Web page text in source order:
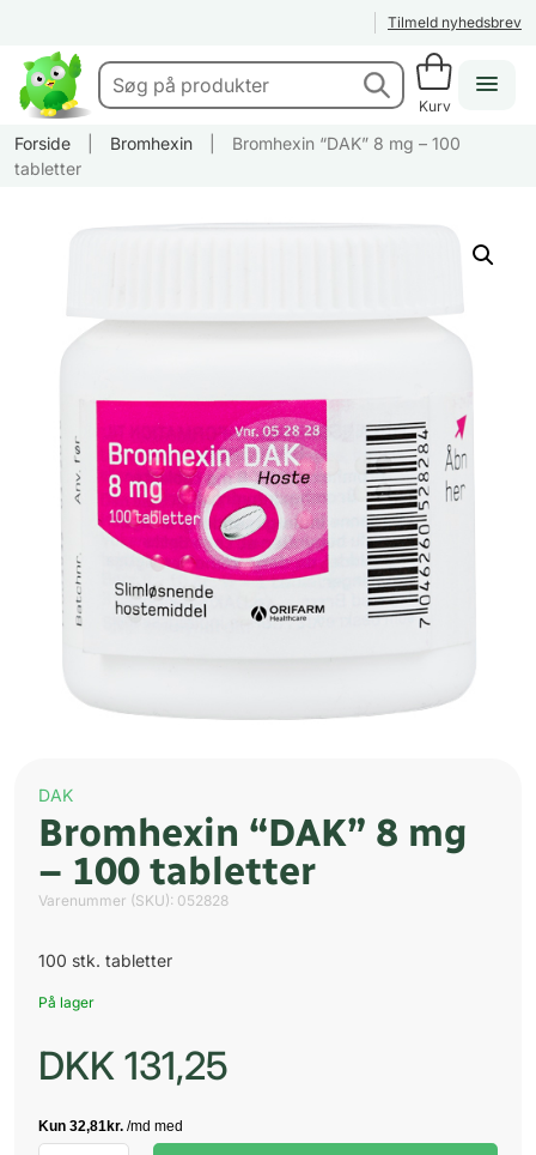
Tilmeld nyhedsbrev
Kurv
Forside Bromhexin
Bromhexin “DAK” 8 mg – 100
tabletter
DAK
Bromhexin “DAK” 8 mg
– 100 tabletter
Varenummer (SKU): 052828
100 stk. tabletter
På lager
DKK 131,25